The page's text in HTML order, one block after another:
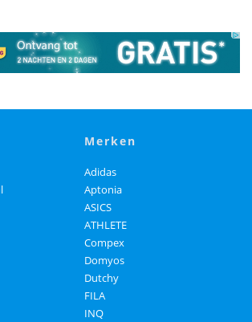
merken
Adidas
Aptonia
ASICS
ATHLETE
Compex
Domyos
Dutchy
FILA
INQ